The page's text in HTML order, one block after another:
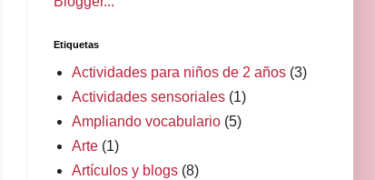
Etiquetas
Actividades para niños de 2 años (3)
Actividades sensoriales (1)
Ampliando vocabulario (5)
Arte (1)
Artículos y blogs (8)